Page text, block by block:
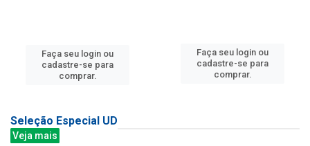
Faça seu login ou
cadastre-se para
comprar.
Faça seu login ou
cadastre-se para
comprar.
Seleção Especial UD
Veja mais